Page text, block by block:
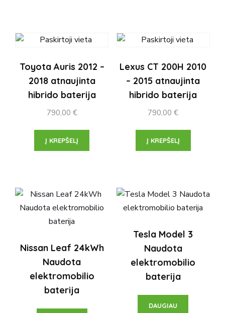
Toyota Auris 2012 –
2018 atnaujinta
hibrido baterija
790,00 €
Į KREPŠELĮ
Lexus CT 200H 2010
– 2015 atnaujinta
hibrido baterija
790,00€
Į KREPŠELĮ
Nissan Leaf 24kWh
Naudota
elektromobilio
baterija
Tesla Model 3
Naudota
elektromobilio
baterija
DAUGIAU